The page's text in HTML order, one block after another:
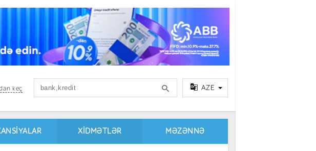
keç AZE
XIDMƏTLƏR MƏZƏNNƏ